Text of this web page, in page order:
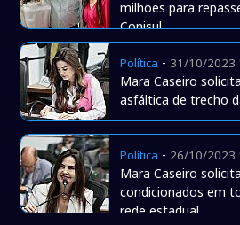
milhões para
Conisul
Política - 31/10/2023
Mara Caseiro
asfáltica de trecho
Política - 26/10/2023
Mara Caseiro
condicionados em
rede estadual